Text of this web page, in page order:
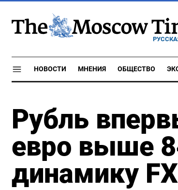
НОВОСТИ МНЕНИЯ ОБЩЕСТВО
Рубль
евро выше
динамику FX